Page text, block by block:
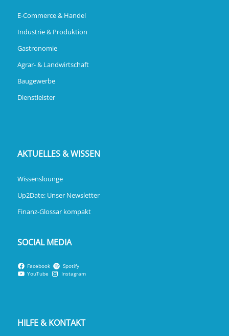
E-Commerce & Handel
Industrie & Produktion
Gastronomie
Agrar- & Landwirtschaft
Baugewerbe
Dienstleister
AKTUELLES & WISSEN
Wissenslounge
Up2Date: Unser Newsletter
Finanz-Glossar kompakt
SOCIAL MEDIA
Facebook
Spotify
YouTube
Instagram
HILFE & KONTAKT